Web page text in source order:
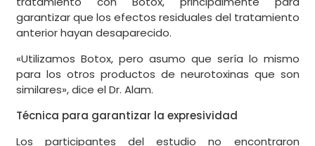
garantizar que los efectos residuales del tratamiento
anterior hayan desaparecido.
«Utilizamos Botox, pero asumo que sería lo mismo
para los otros productos de neurotoxinas que son
similares», dice el Dr. Alam.
Técnica para garantizar la expresividad
Los participantes del estudio no encontraron